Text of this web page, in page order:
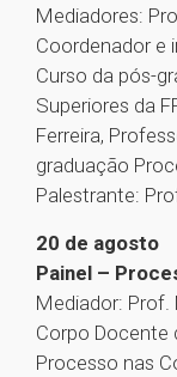
Mediadores:
Coordenador e
Curso da pós-
Superiores da
Ferreira,
graduação
Palestrante:
20 de agosto
Painel –
Mediador:
Corpo Docente
Processo nas